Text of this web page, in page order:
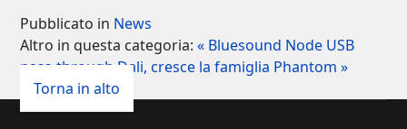
Pubblicato in News
Altro in questa categoria: « Bluesound Node USB
pass-through Dali, cresce la famiglia Phantom »
Torna in alto